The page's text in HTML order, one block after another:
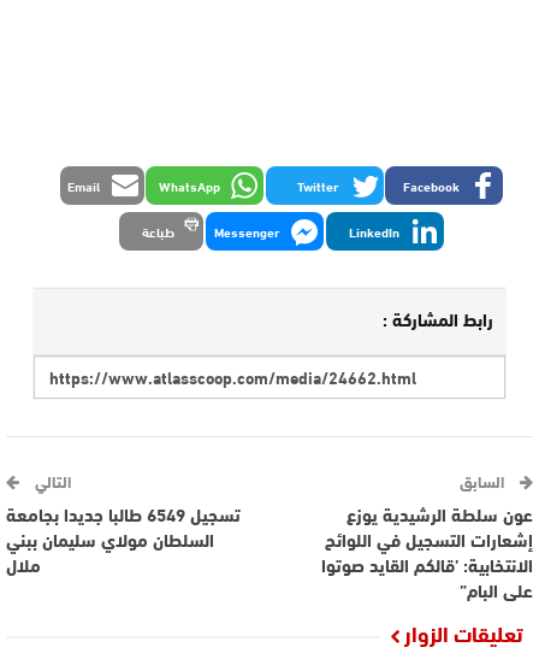
Facebook
Twitter
WhatsApp
Email
LinkedIn
Messenger طباعة
رابط المشاركة :
السابق
عون سلطة الرشيدية يوزع
إشعارات التسجيل في اللوائح
الانتخابية: ’قالكم القايد صوتوا
على البام”
التالي
تسجيل 6549 طالبا جديدا بجامعة
السلطان مولاي سليمان ببني
ملال
تعليقات الزوار